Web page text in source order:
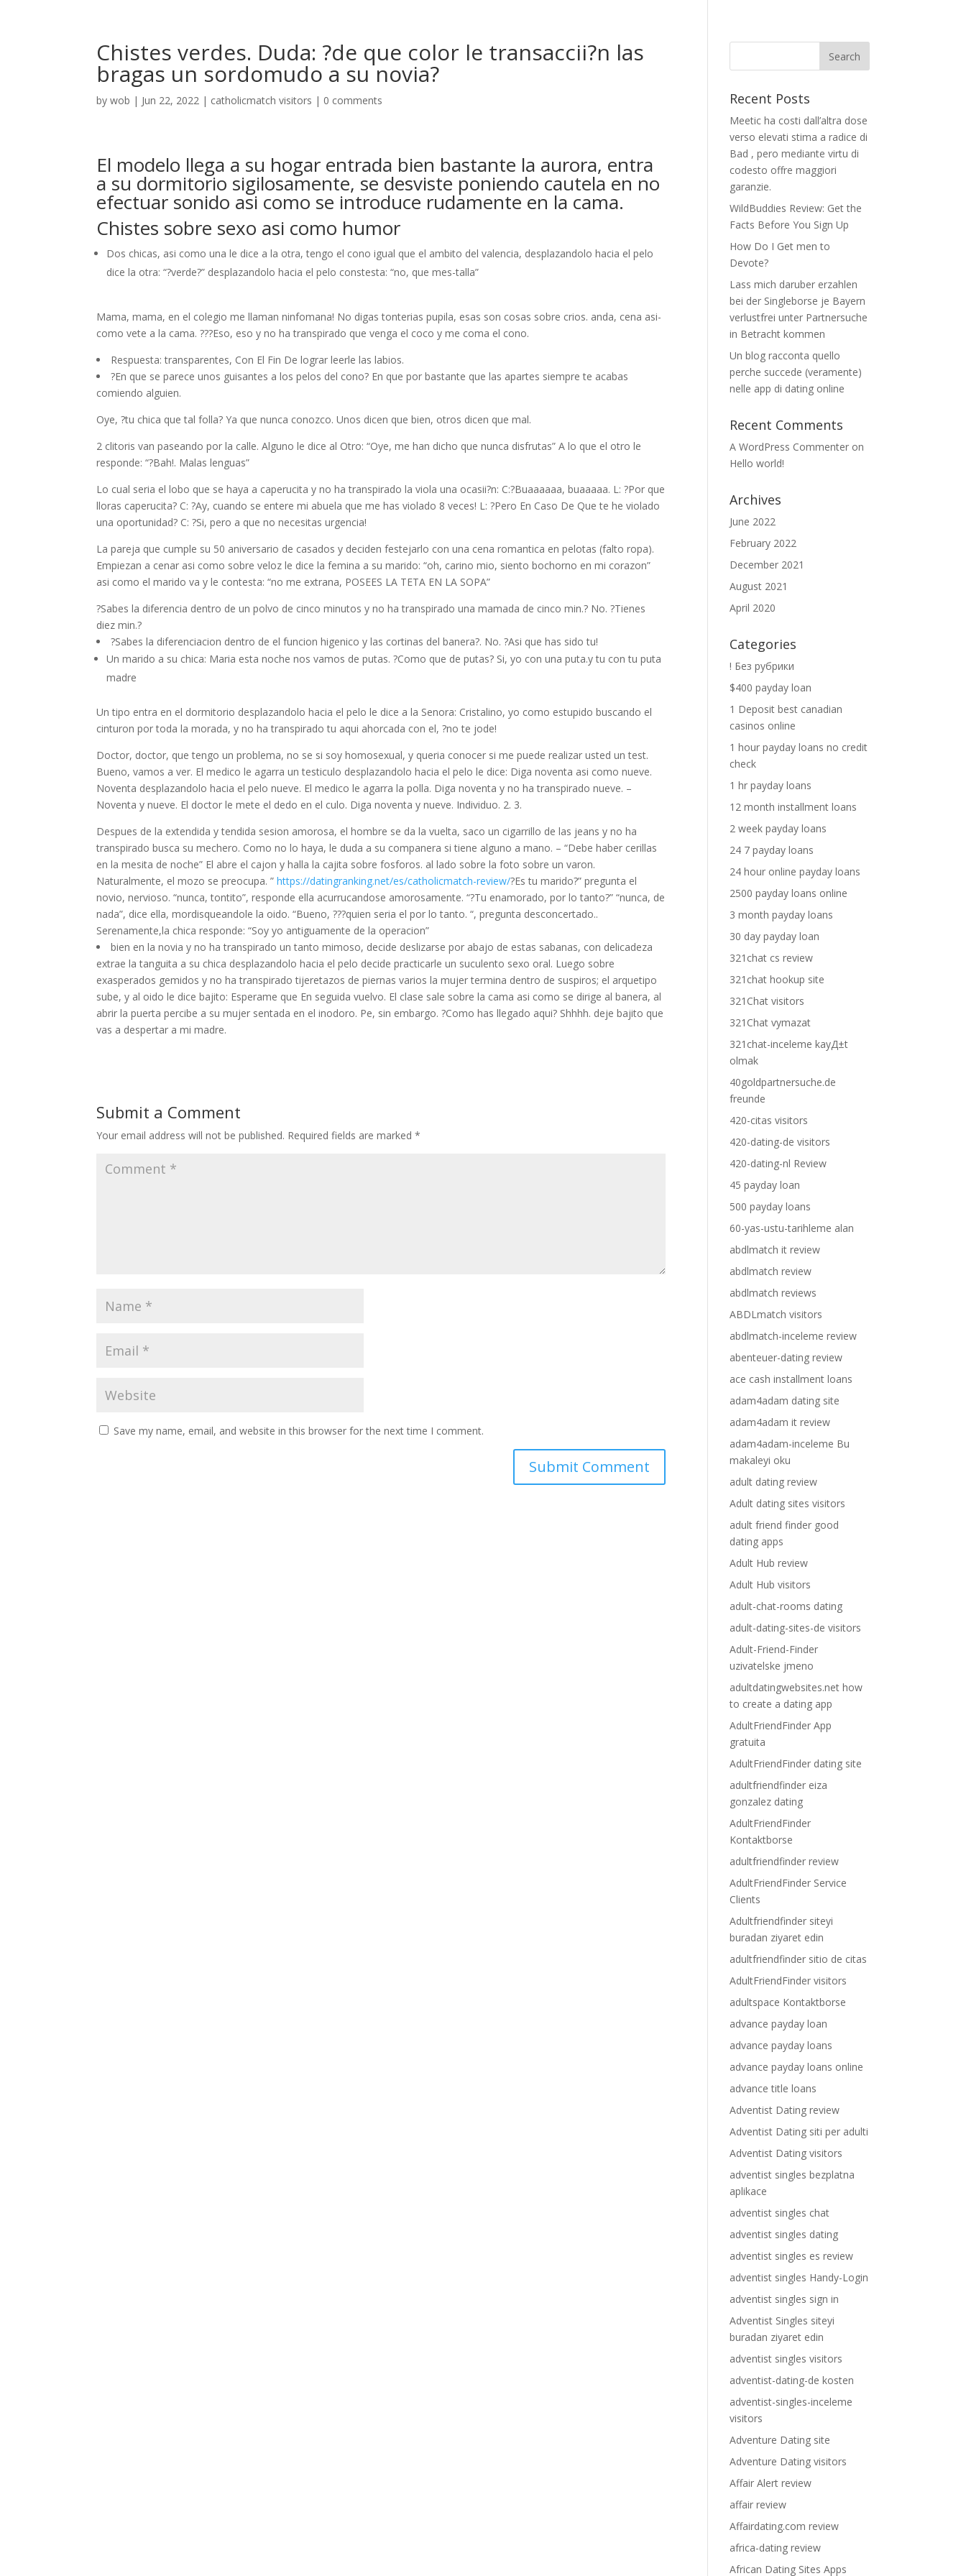
Chistes verdes. Duda: ?de que color le transaccii?n las
bragas un sordomudo a su novia?
bywob | Jun 22, 2022 | catholicmatch visitors | 0 comments
El modelo llega a su hogar entrada bien bastante la aurora, entra
a su dormitorio sigilosamente, se desviste poniendo cautela en no
efectuar sonido asi­ como se introduce rudamente en la cama.
Chistes sobre sexo asi­ como humor
Dos chicas, asi­ como una le dice a la otra, tengo el cono igual que el ambito del valencia, desplazandolo hacia el pelo
dice la otra: “?verde?” desplazandolo hacia el pelo constesta: “no, que mes-talla”
Mama, mama, en el colegio me llaman ninfomana! No digas tonterias pupila, esas son cosas sobre crios. anda, cena asi­
como vete a la cama. ???Eso, eso y no ha transpirado que venga el coco y me coma el cono.
Respuesta: transparentes, Con El Fin De lograr leerle las labios.
?En que se parece unos guisantes a los pelos del cono? En que por bastante que las apartes siempre te acabas
comiendo alguien.
Oye, ?tu chica que tal folla? Ya que nunca conozco. Unos dicen que bien, otros dicen que mal.
2 clitoris van paseando por la calle. Alguno le dice al Otro: “Oye, me han dicho que nunca disfrutas” A lo que el otro le
responde: “?Bah!. Malas lenguas”
Lo cual seri­a el lobo que se haya a caperucita y no ha transpirado la viola una ocasii?n: C:?Buaaaaaa, buaaaaa. L: ?Por que
lloras caperucita? C: ?Ay, cuando se entere mi abuela que me has violado 8 veces! L: ?Pero En Caso De Que te he violado
una oportunidad? C: ?Si, pero a que no necesitas urgencia!
La pareja que cumple su 50 aniversario de casados y deciden festejarlo con una cena romantica en pelotas (falto ropa).
Empiezan a cenar asi­ como sobre veloz le dice la femina a su marido: “oh, carino mio, siento bochorno en mi corazon”
asi­ como el marido va y le contesta: “no me extrana, POSEES LA TETA EN LA SOPA”
?Sabes la diferencia dentro de un polvo de cinco minutos y no ha transpirado una mamada de cinco min.? No. ?Tienes
diez min.?
?Sabes la diferenciacion dentro de el funcion higenico y las cortinas del banera?. No. ?Asi que has sido tu!
Un marido a su chica: Maria esta noche nos vamos de putas. ?Como que de putas? Si, yo con una puta.y tu con tu puta
madre
Un tipo entra en el dormitorio desplazandolo hacia el pelo le dice a la Senora: Cristalino, yo como estupido buscando el
cinturon por toda la morada, y no ha transpirado tu aqui ahorcada con el, ?no te jode!
Doctor, doctor, que tengo un problema, no se si soy homosexual, y queria conocer si me puede realizar usted un test.
Bueno, vamos a ver. El medico le agarra un testiculo desplazandolo hacia el pelo le dice: Diga noventa asi­ como nueve.
Noventa desplazandolo hacia el pelo nueve. El medico le agarra la polla. Diga noventa y no ha transpirado nueve. –
Noventa y nueve. El doctor le mete el dedo en el culo. Diga noventa y nueve. Individuo. 2. 3.
Despues de la extendida y tendida sesion amorosa, el hombre se da la vuelta, saco un cigarrillo de las jeans y no ha
transpirado busca su mechero. Como no lo haya, le duda a su companera si tiene alguno a mano. – “Debe haber cerillas
en la mesita de noche” El abre el cajon y halla la cajita sobre fosforos. al lado sobre la foto sobre un varon.
Naturalmente, el mozo se preocupa. ”https://datingranking.net/es/catholicmatch-review/?Es tu marido?” pregunta el
novio, nervioso. “nunca, tontito”, responde ella acurrucandose amorosamente. “?Tu enamorado, por lo tanto?” “nunca, de
nada”, dice ella, mordisqueandole la oido. “Bueno, ???quien seri­a el por lo tanto. “, pregunta desconcertado..
Serenamente,la chica responde: “Soy yo antiguamente de la operacion”
bien en la novia y no ha transpirado un tanto mimoso, decide deslizarse por abajo de estas sabanas, con delicadeza
extrae la tanguita a su chica desplazandolo hacia el pelo decide practicarle un suculento sexo oral. Luego sobre
exasperados gemidos y no ha transpirado tijeretazos de piernas varios la mujer termina dentro de suspiros; el arquetipo
sube, y al oido le dice bajito: Esperame que En seguida vuelvo. El clase sale sobre la cama asi­ como se dirige al banera, al
abrir la puerta percibe a su mujer sentada en el inodoro. Pe, sin embargo. ?Como has llegado aqui? Shhhh. deje bajito que
vas a despertar a mi madre.
Submit a Comment
Your email address will not be published. Required fields are marked*
Save my name, email, and website in this browser for the next time I comment.
Recent Posts
Meetic ha costi dall’altra dose
verso elevati stima a radice di
Bad , pero mediante virtu di
codesto offre maggiori
garanzie.
WildBuddies Review: Get the
Facts Before You Sign Up
How Do I Get men to
Devote?
Lass mich daruber erzahlen
bei der Singleborse je Bayern
verlustfrei unter Partnersuche
in Betracht kommen
Un blog racconta quello
perche succede (veramente)
nelle app di dating online
Recent Comments
A WordPress Commenter on
Hello world!
Archives
June 2022
February 2022
December 2021
August 2021
April 2020
Categories
! Без рубрики
$400 payday loan
1 Deposit best canadian
casinos online
1 hour payday loans no credit
check
1 hr payday loans
12 month installment loans
2 week payday loans
24 7 payday loans
24 hour online payday loans
2500 payday loans online
3 month payday loans
30 day payday loan
321chat cs review
321chat hookup site
321Chat visitors
321Chat vymazat
321chat-inceleme kayД±t
olmak
40goldpartnersuche.de
freunde
420-citas visitors
420-dating-de visitors
420-dating-nl Review
45 payday loan
500 payday loans
60-yas-ustu-tarihleme alan
abdlmatch it review
abdlmatch review
abdlmatch reviews
ABDLmatch visitors
abdlmatch-inceleme review
abenteuer-dating review
ace cash installment loans
adam4adam dating site
adam4adam it review
adam4adam-inceleme Bu
makaleyi oku
adult dating review
Adult dating sites visitors
adult friend finder good
dating apps
Adult Hub review
Adult Hub visitors
adult-chat-rooms dating
adult-dating-sites-de visitors
Adult-Friend-Finder
uzivatelske jmeno
adultdatingwebsites.net how
to create a dating app
AdultFriendFinder App
gratuita
AdultFriendFinder dating site
adultfriendfinder eiza
gonzalez dating
AdultFriendFinder
Kontaktborse
adultfriendfinder review
AdultFriendFinder Service
Clients
Adultfriendfinder siteyi
buradan ziyaret edin
adultfriendfinder sitio de citas
AdultFriendFinder visitors
adultspace Kontaktborse
advance payday loan
advance payday loans
advance payday loans online
advance title loans
Adventist Dating review
Adventist Dating siti per adulti
Adventist Dating visitors
adventist singles bezplatna
aplikace
adventist singles chat
adventist singles dating
adventist singles es review
adventist singles Handy-Login
adventist singles sign in
Adventist Singles siteyi
buradan ziyaret edin
adventist singles visitors
adventist-dating-de kosten
adventist-singles-inceleme
visitors
Adventure Dating site
Adventure Dating visitors
Affair Alert review
affair review
Affairdating.com review
africa-dating review
African Dating Sites Apps